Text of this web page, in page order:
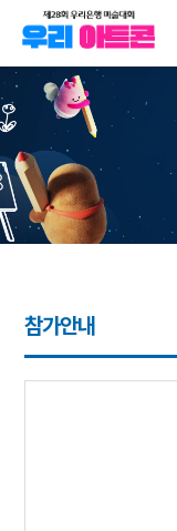
참가안내